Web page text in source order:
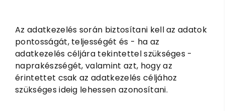
Az adatkezelés során biztosítani kell az adatok
pontosságát, teljességét és - ha az
adatkezelés céljára tekintettel szükséges -
naprakészségét, valamint azt, hogy az
érintettet csak az adatkezelés céljához
szükséges ideig lehessen azonosítani.